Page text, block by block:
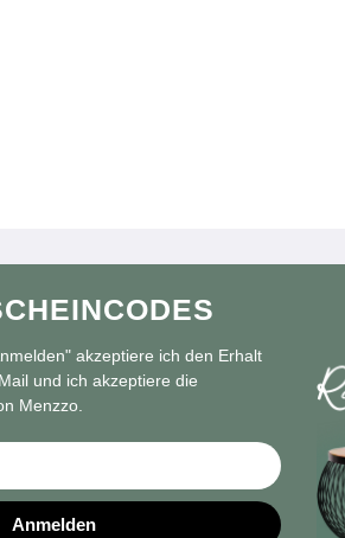
akzeptiere ich den Erhalt
und ich akzeptiere die
Menzzo.
Newsletter an:
Anmelden